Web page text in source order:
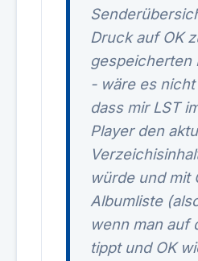
Druck auf OK
gespeicherten
- wäre es
dass mir LST
Player den
würde und mit
Albumliste
wenn man auf
tippt und OK